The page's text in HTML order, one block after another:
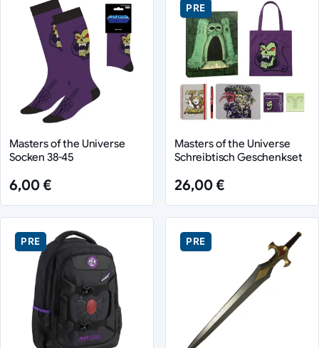
Masters of the Universe
Socken 38-45
6,00 €
PRE
Masters of the Universe
Schreibtisch Geschenkset
26,00 €
PRE PRE